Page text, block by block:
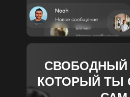
СВОБОДНЫЙ
КОТОРЫЙ ТЫ